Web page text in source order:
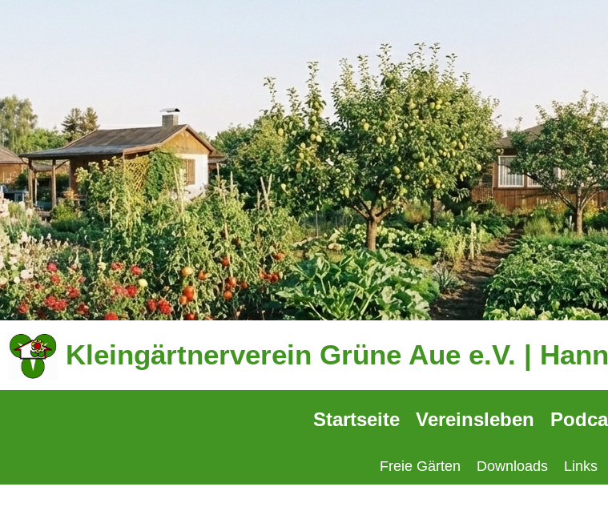
Kleingärtnerverein Grüne Aue e.V. |
Startseite Vereinsleben
Freie Gärten Downloads Links